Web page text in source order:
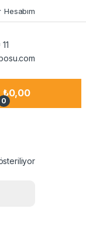
Hesabım
0
₺0,00